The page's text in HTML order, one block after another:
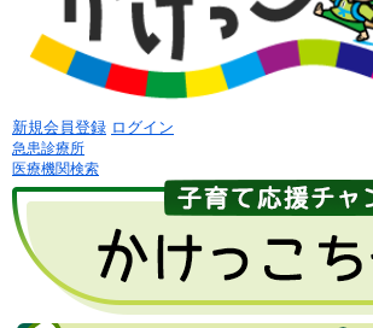
新規会員登録 ログイン
急患診療所
医療機関検索